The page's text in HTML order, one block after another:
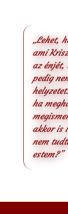
„Lehet,
ami
az énjét,
pedig
ha
akkor is
nem
estem?”